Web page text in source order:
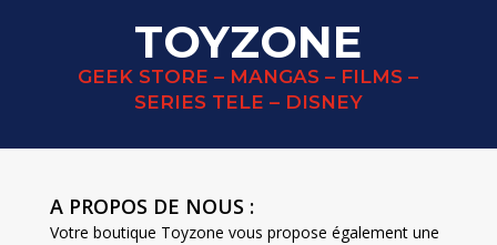
TOYZONE
GEEK STORE – MANGAS – FILMS –
SERIES TELE – DISNEY
A PROPOS DE NOUS :
Votre boutique Toyzone vous propose également une